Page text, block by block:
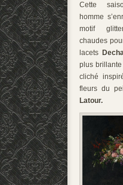
Cette
homme
motif
chaudes
lacets
plus
cliché
fleurs du
Latour.